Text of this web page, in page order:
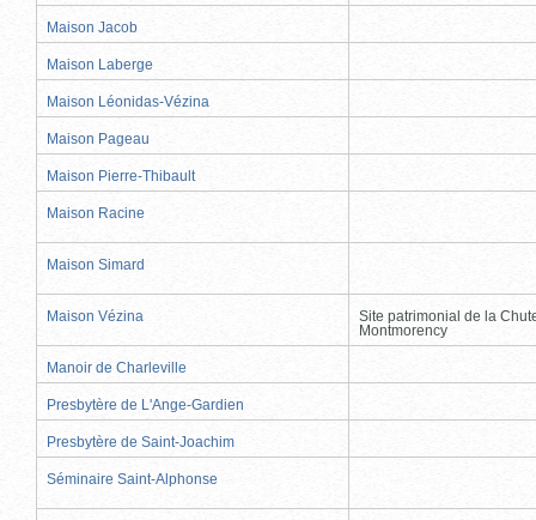
Maison Jacob
Maison Laberge
Maison Léonidas-Vézina
Maison Pageau
Maison Pierre-Thibault
Maison Racine
Maison Simard
Maison Vézina
Site patrimonial de la
Montmorency
Manoir de Charleville
Presbytère de L'Ange-Gardien
Presbytère de Saint-Joachim
Séminaire Saint-Alphonse